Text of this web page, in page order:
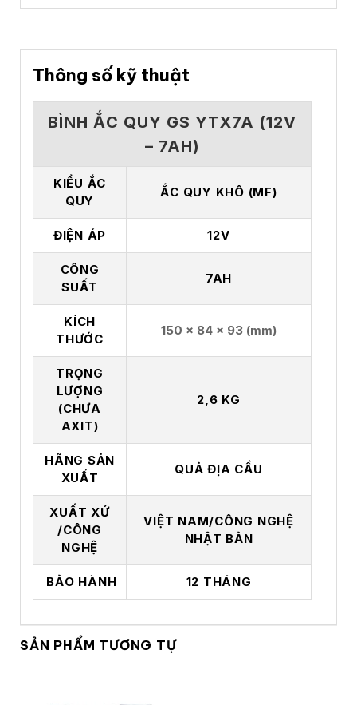
Thông số kỹ thuật
BÌNH ẮC QUY GS YTX7A (12V
– 7AH)
KIỂU ẮC
QUY
ẮC QUY KHÔ (MF)
ĐIỆN ÁP 12V
CÔNG
SUẤT
7AH
KÍCH
THƯỚC
150 x 84 x 93 (mm)
TRỌNG
LƯỢNG
(CHƯA
AXIT)
2,6 KG
HÃNG SẢN
XUẤT
QUẢ ĐỊA CẦU
XUẤT XỨ
/CÔNG
NGHỆ
VIỆT NAM/CÔNG NGHỆ
NHẬT BẢN
BẢO HÀNH 12 THÁNG
SẢN PHẨM TƯƠNG TỰ